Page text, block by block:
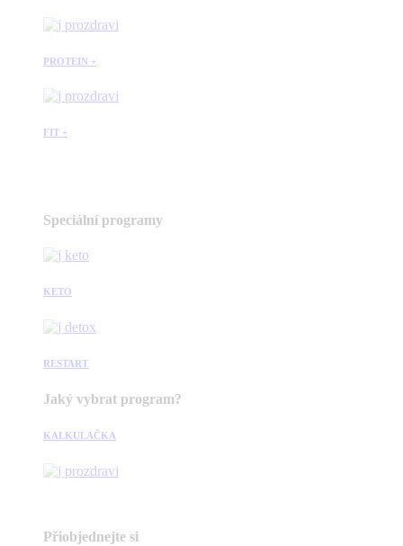
PROTEIN +
FIT +
Speciální programy
KETO
RESTART
Jaký vybrat program?
KALKULAČKA
Přiobjednejte si